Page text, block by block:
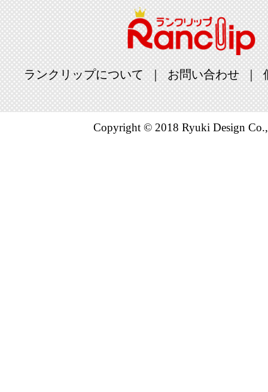
ランクリップについて お問い合わせ
Copyright © 2018 Ryuki Design